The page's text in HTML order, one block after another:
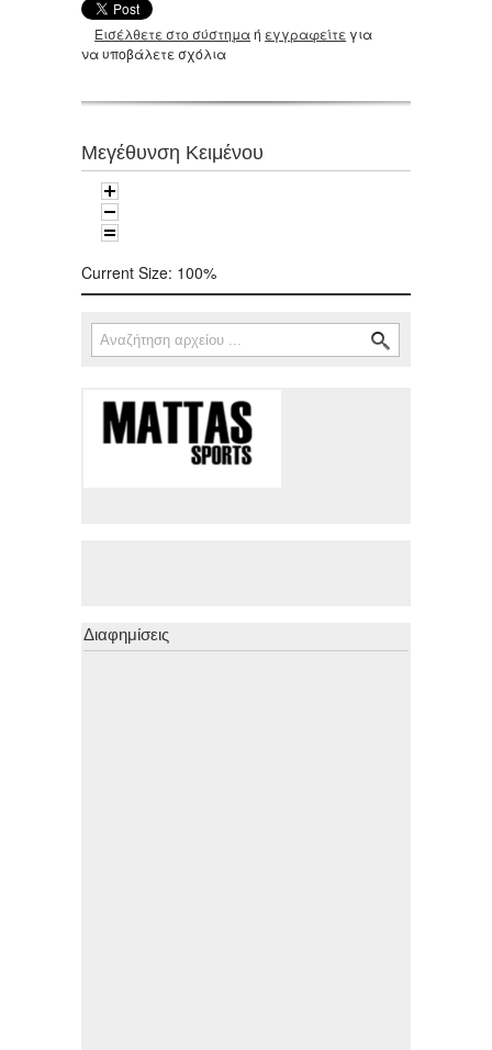
Εισέλθετε στο σύστημαή εγγραφείτε για
να υποβάλετε σχόλια
Μεγέθυνση Κειμένου
Current Size: 100%
Φόρμα αναζήτησης
Αναζήτηση
Διαφημίσεις